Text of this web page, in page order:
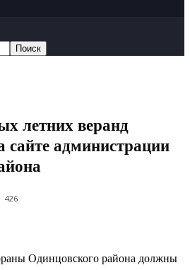
летних веранд
сайте администрации
426
Одинцовского района должны